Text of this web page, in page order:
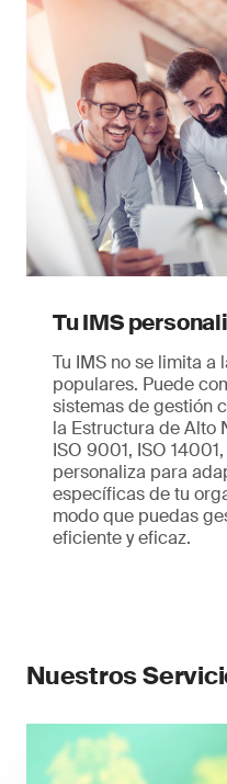
Tu IMS
Tu IMS no se limita a
populares. Puede
sistemas de gestión
la Estructura de Alto
ISO 9001, ISO
personaliza para
específicas de tu
modo que puedas
eficiente y eficaz.
Nuestros